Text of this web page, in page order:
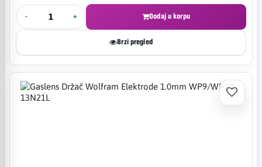
- + Dodaj u korpu
Brzi pregled